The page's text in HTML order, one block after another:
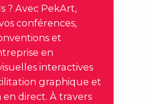
? Avec PekArt,
conférences,
et
en
interactives
graphique et
direct. À travers